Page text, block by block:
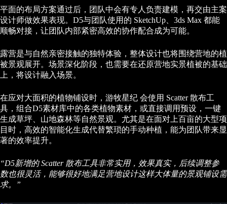
平面的布局方案通过后，团队中会有专人负责建模，再交由主案
设计师做效果表现。D5与团队使用的 SketchUp、3ds Max 都能
顺畅对接，让团队内部紧密高效的协作配合成为可能。
露营是与自然亲密接触的独特体验，整体设计也将围绕营地的植
被景观展开。场景深化阶段，也需要在还原营地实景植被的基础
上，将设计融入场景。
在应对大面积的植物铺设时，游牧星纪 会使用 Scatter 散布工
具，组合D5素材库中的各类植物素材，或直接调用预设，一键
生成草坪、山地森林等自然景观。尤其是在面对上百亩的大型项
目时，高效的智能化生成代替繁琐的手动种植，能为团队带来显
著的效率提升。
“D5新增的 Scatter 散布工具非常实用，效果真实，后续调整参
数也很灵活，能够很好地满足营地设计这样大体量的景观铺设需
求。”